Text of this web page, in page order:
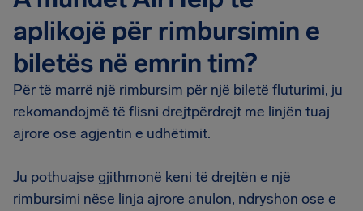
aplikojë për rimbursimin e
biletës në emrin tim?
Për të marrë një rimbursim për një biletë fluturimi, ju
rekomandojmë të flisni drejtpërdrejt me linjën tuaj
ajrore ose agjentin e udhëtimit.
Ju pothuajse gjithmonë keni të drejtën e një
rimbursimi nëse linja ajrore anulon, ndryshon ose e